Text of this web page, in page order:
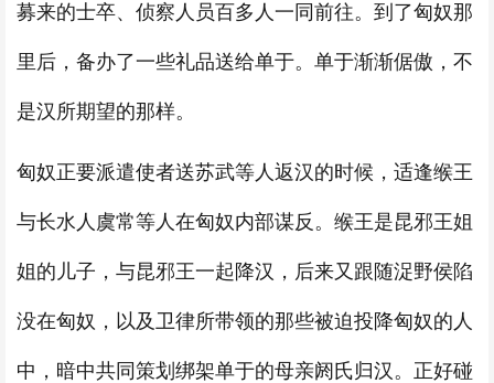
募来的士卒、侦察人员百多人一同前往。到了匈奴那
里后，备办了一些礼品送给单于。单于渐渐倨傲，不
是汉所期望的那样。
匈奴正要派遣使者送苏武等人返汉的时候，适逢缑王
与长水人虞常等人在匈奴内部谋反。缑王是昆邪王姐
姐的儿子，与昆邪王一起降汉，后来又跟随浞野侯陷
没在匈奴，以及卫律所带领的那些被迫投降匈奴的人
中，暗中共同策划绑架单于的母亲阏氏归汉。正好碰